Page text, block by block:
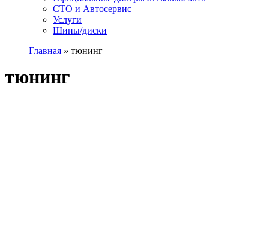
СТО и Автосервис
Услуги
Шины/диски
Главная » тюнинг
тюнинг